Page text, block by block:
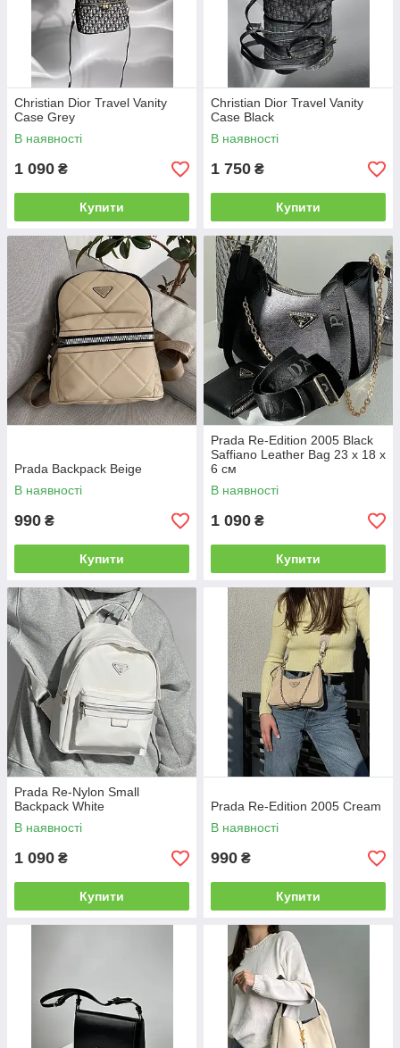
Christian Dior Travel Vanity
Case Grey
В наявності
1 090 ₴
Купити
Christian Dior Travel Vanity
Case Black
В наявності
1 750 ₴
Купити
Prada Backpack Beige
В наявності
990 ₴
Купити
Prada Re-Edition 2005 Black
Saffiano Leather Bag 23 х 18 х
6 см
В наявності
1 090 ₴
Купити
Prada Re-Nylon Small
Backpack White
В наявності
1 090 ₴
Купити
Prada Re-Edition 2005 Cream
В наявності
990 ₴
Купити